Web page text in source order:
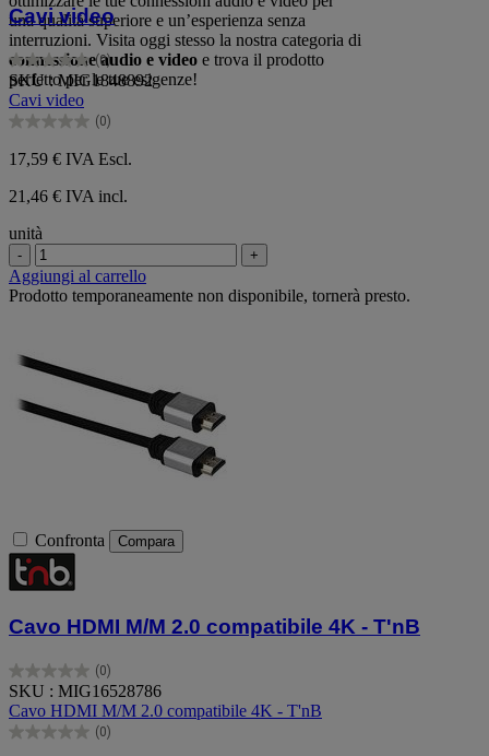
una qualità superiore e un’esperienza senza
interruzioni. Visita oggi stesso la nostra categoria di
connessione audio e video e trova il prodotto
perfetto per le tue esigenze!
Cavi video
(0)
0.0
su
5
stelle.
SKU : MIG1848892
Cavi video
(0)
0.0
su
5
stelle.
17,59 € IVA Escl.
21,46 € IVA incl.
unità
- +
Aggiungi al carrello
Prodotto temporaneamente non disponibile, tornerà presto.
Confronta Compara
Cavo HDMI M/M 2.0 compatibile 4K - T'nB
(0)
0.0
su
5
stelle.
SKU : MIG16528786
Cavo HDMI M/M 2.0 compatibile 4K - T'nB
(0)
0.0